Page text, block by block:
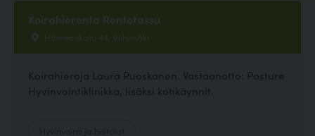
Koirahieronta Rentotassu
Hämeenkatu 44, Riihimäki
Koirahieroja Laura Ruoskanen. Vastaanotto: Posture
Hyvinvointiklinikka, lisäksi kotikäynnit.